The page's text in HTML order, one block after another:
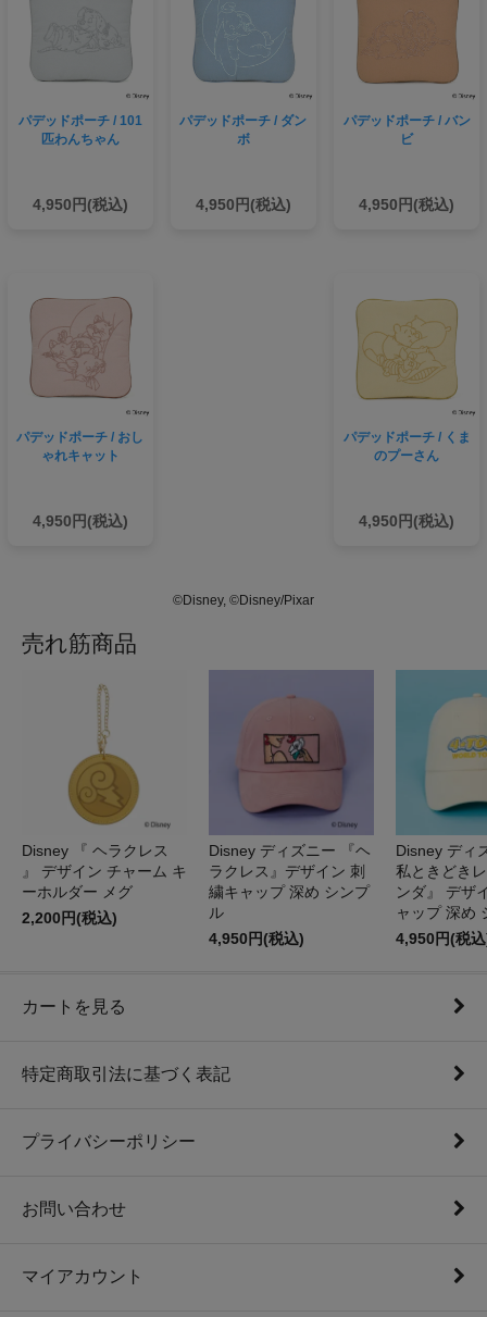
パデッドポーチ / 101
匹わんちゃん
4,950円(税込)
パデッドポーチ / ダン
ボ
4,950円(税込)
パデッドポーチ / バン
ビ
4,950円(税込)
パデッドポーチ / おし
ゃれキャット
4,950円(税込)
パデッドポーチ / くま
のプーさん
4,950円(税込)
©Disney, ©Disney/Pixar
売れ筋商品
Disney 『 ヘラクレス
』 デザイン チャーム キ
ーホルダー メグ
2,200円(税込)
Disney ディズニー 『ヘ
ラクレス』デザイン 刺
繍キャップ 深め シンプ
ル
4,950円(税込)
Disney ディ
私ときどき
ンダ』 デザ
ャップ 深め
4,950円(税
カートを見る
特定商取引法に基づく表記
プライバシーポリシー
お問い合わせ
マイアカウント